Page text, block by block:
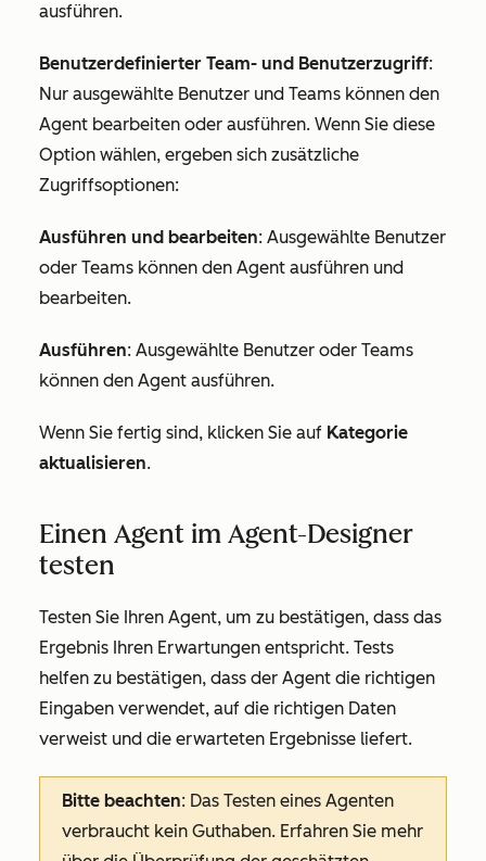
ausführen.
Benutzerdefinierter Team- und Benutzerzugriff:
Nur ausgewählte Benutzer und Teams können den
Agent bearbeiten oder ausführen. Wenn Sie diese
Option wählen, ergeben sich zusätzliche
Zugriffsoptionen:
Ausführen und bearbeiten: Ausgewählte Benutzer
oder Teams können den Agent ausführen und
bearbeiten.
Ausführen: Ausgewählte Benutzer oder Teams
können den Agent ausführen.
Wenn Sie fertig sind, klicken Sie auf Kategorie
aktualisieren.
Einen Agent im Agent-Designer
testen
Testen Sie Ihren Agent, um zu bestätigen, dass das
Ergebnis Ihren Erwartungen entspricht. Tests
helfen zu bestätigen, dass der Agent die richtigen
Eingaben verwendet, auf die richtigen Daten
verweist und die erwarteten Ergebnisse liefert.
Bitte beachten: Das Testen eines Agenten
verbraucht kein Guthaben. Erfahren Sie mehr